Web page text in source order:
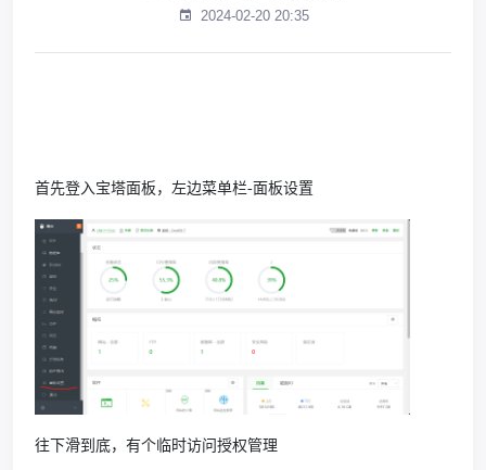
2024-02-20 20:35
首先登入宝塔面板，左边菜单栏-面板设置
往下滑到底，有个临时访问授权管理